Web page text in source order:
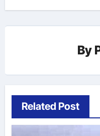
By
Related Post